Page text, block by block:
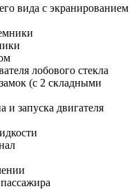
вида с экранированием
лобового стекла
(с 2 складными
и запуска двигателя